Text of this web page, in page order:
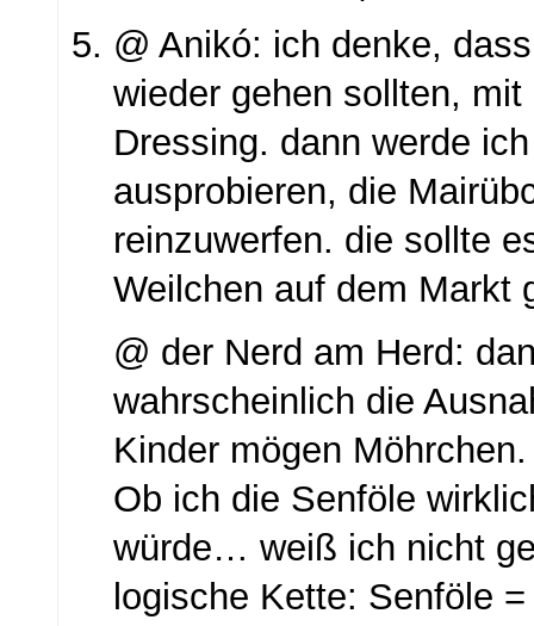
@ Anikó: ich denke,
wieder gehen sollten,
Dressing. dann werde
ausprobieren, die
reinzuwerfen. die sollte
Weilchen auf dem Markt
@ der Nerd am Herd:
wahrscheinlich die
Kinder mögen Möhrchen.
Ob ich die Senföle
würde… weiß ich nicht
logische Kette: Senföle